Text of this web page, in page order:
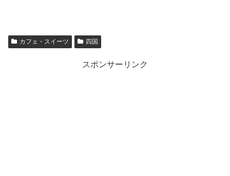
カフェ・スイーツ 四国
スポンサーリンク